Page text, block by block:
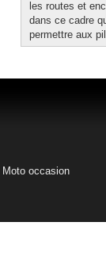
les routes et
dans ce cadre
permettre aux
Moto occasion